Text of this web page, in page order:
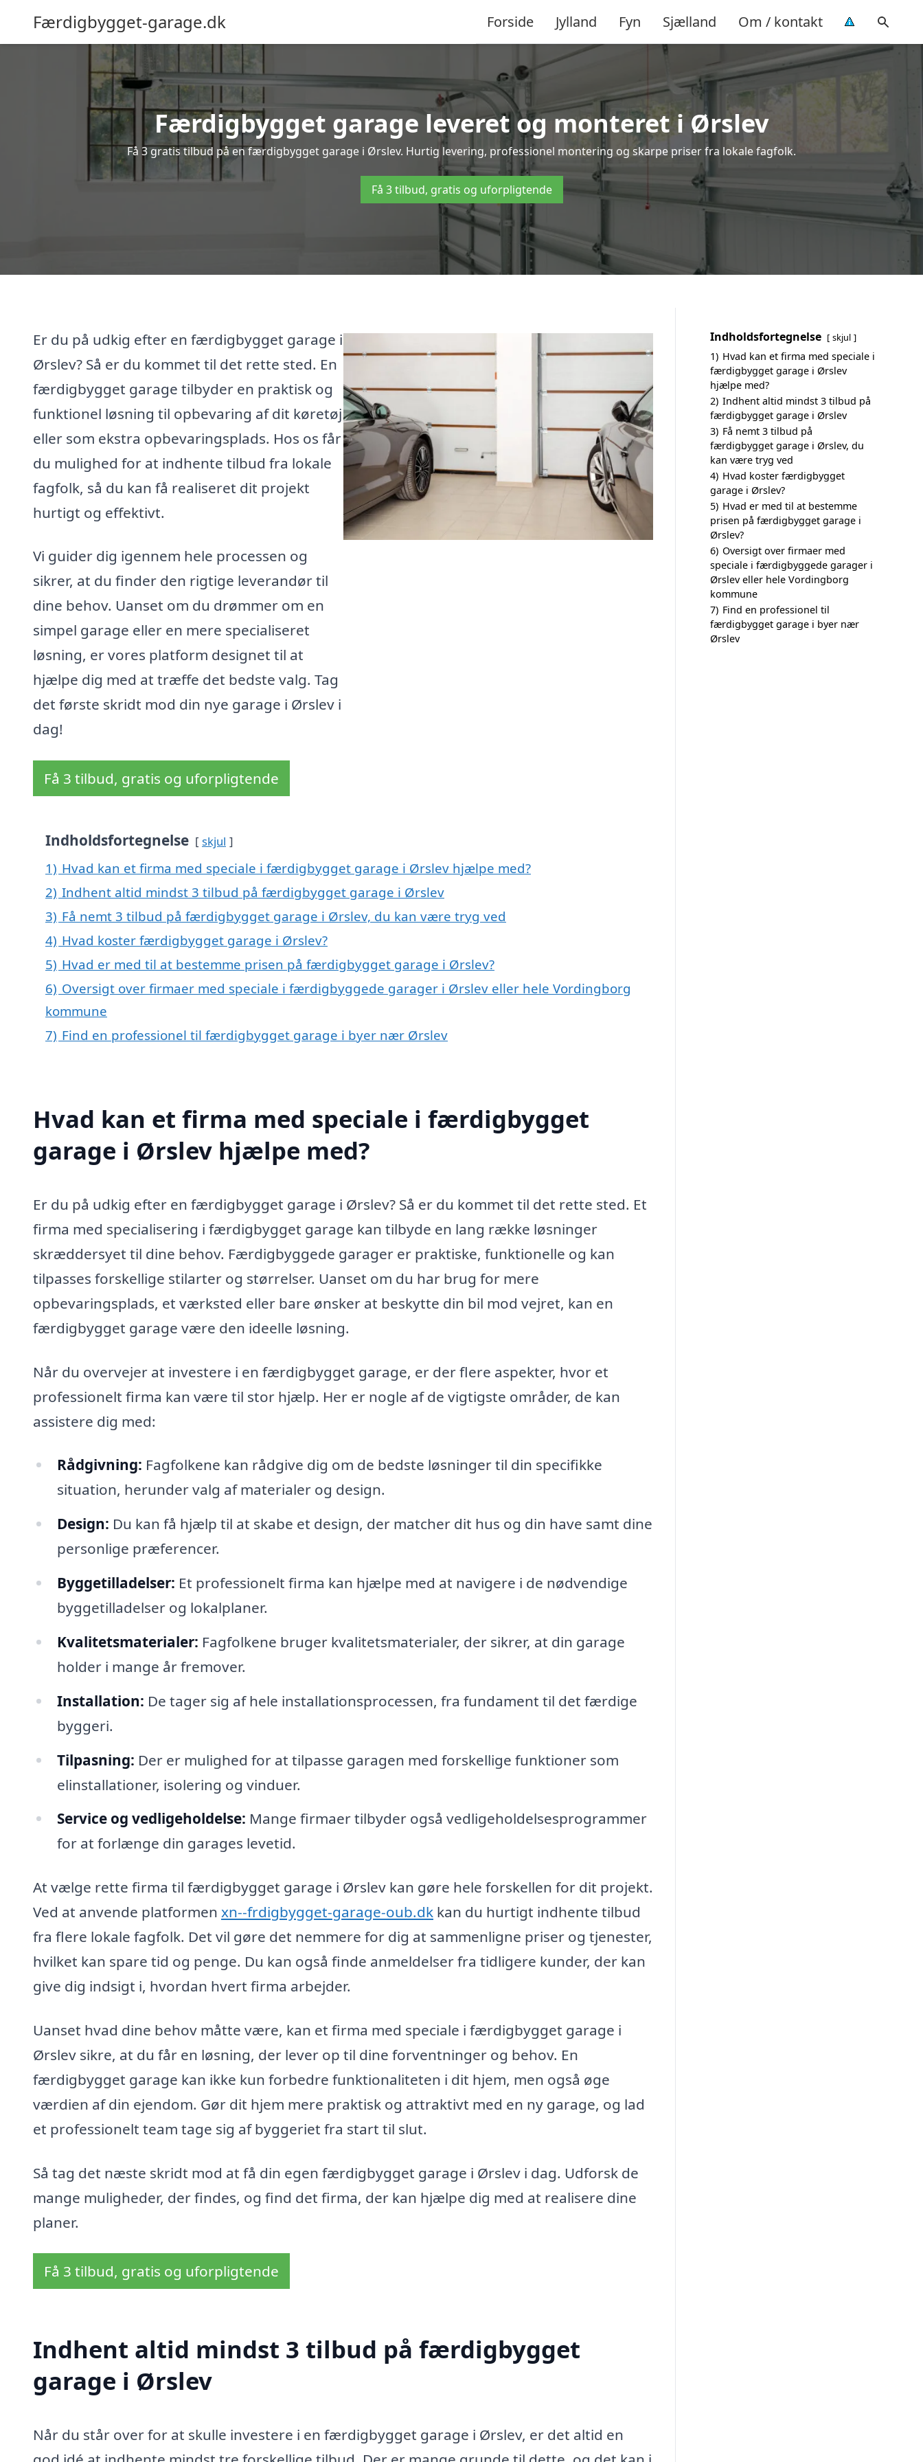
Færdigbygget-garage.dk Forside Jylland Fyn Sjælland Om / kontakt
Færdigbygget garage leveret og monteret i Ørslev
Få 3 gratis tilbud på en færdigbygget garage i Ørslev. Hurtig levering, professionel montering og skarpe priser fra lokale fagfolk.
Få 3 tilbud, gratis og uforpligtende
Er du på udkig efter en færdigbygget garage i
Ørslev? Så er du kommet til det rette sted. En
færdigbygget garage tilbyder en praktisk og
funktionel løsning til opbevaring af dit køretøj
eller som ekstra opbevaringsplads. Hos os får
du mulighed for at indhente tilbud fra lokale
fagfolk, så du kan få realiseret dit projekt
hurtigt og effektivt.
Vi guider dig igennem hele processen og
sikrer, at du finder den rigtige leverandør til
dine behov. Uanset om du drømmer om en
simpel garage eller en mere specialiseret
løsning, er vores platform designet til at
hjælpe dig med at træffe det bedste valg. Tag
det første skridt mod din nye garage i Ørslev i
dag!
Få 3 tilbud, gratis og uforpligtende
Indholdsfortegnelse skjul
1) Hvad kan et firma med speciale i færdigbygget garage i Ørslev hjælpe med?
2) Indhent altid mindst 3 tilbud på færdigbygget garage i Ørslev
3) Få nemt 3 tilbud på færdigbygget garage i Ørslev, du kan være tryg ved
4) Hvad koster færdigbygget garage i Ørslev?
5) Hvad er med til at bestemme prisen på færdigbygget garage i Ørslev?
6) Oversigt over firmaer med speciale i færdigbyggede garager i Ørslev eller hele Vordingborg
kommune
7) Find en professionel til færdigbygget garage i byer nær Ørslev
Hvad kan et firma med speciale i færdigbygget
garage i Ørslev hjælpe med?
Er du på udkig efter en færdigbygget garage i Ørslev? Så er du kommet til det rette sted. Et
firma med specialisering i færdigbygget garage kan tilbyde en lang række løsninger
skræddersyet til dine behov. Færdigbyggede garager er praktiske, funktionelle og kan
tilpasses forskellige stilarter og størrelser. Uanset om du har brug for mere
opbevaringsplads, et værksted eller bare ønsker at beskytte din bil mod vejret, kan en
færdigbygget garage være den ideelle løsning.
Når du overvejer at investere i en færdigbygget garage, er der flere aspekter, hvor et
professionelt firma kan være til stor hjælp. Her er nogle af de vigtigste områder, de kan
assistere dig med:
Rådgivning: Fagfolkene kan rådgive dig om de bedste løsninger til din specifikke
situation, herunder valg af materialer og design.
Design: Du kan få hjælp til at skabe et design, der matcher dit hus og din have samt dine
personlige præferencer.
Byggetilladelser: Et professionelt firma kan hjælpe med at navigere i de nødvendige
byggetilladelser og lokalplaner.
Kvalitetsmaterialer: Fagfolkene bruger kvalitetsmaterialer, der sikrer, at din garage
holder i mange år fremover.
Installation: De tager sig af hele installationsprocessen, fra fundament til det færdige
byggeri.
Tilpasning: Der er mulighed for at tilpasse garagen med forskellige funktioner som
elinstallationer, isolering og vinduer.
Service og vedligeholdelse: Mange firmaer tilbyder også vedligeholdelsesprogrammer
for at forlænge din garages levetid.
At vælge rette firma til færdigbygget garage i Ørslev kan gøre hele forskellen for dit projekt.
Ved at anvende platformen xn--frdigbygget-garage-oub.dk kan du hurtigt indhente tilbud
fra flere lokale fagfolk. Det vil gøre det nemmere for dig at sammenligne priser og tjenester,
hvilket kan spare tid og penge. Du kan også finde anmeldelser fra tidligere kunder, der kan
give dig indsigt i, hvordan hvert firma arbejder.
Uanset hvad dine behov måtte være, kan et firma med speciale i færdigbygget garage i
Ørslev sikre, at du får en løsning, der lever op til dine forventninger og behov. En
færdigbygget garage kan ikke kun forbedre funktionaliteten i dit hjem, men også øge
værdien af din ejendom. Gør dit hjem mere praktisk og attraktivt med en ny garage, og lad
et professionelt team tage sig af byggeriet fra start til slut.
Så tag det næste skridt mod at få din egen færdigbygget garage i Ørslev i dag. Udforsk de
mange muligheder, der findes, og find det firma, der kan hjælpe dig med at realisere dine
planer.
Få 3 tilbud, gratis og uforpligtende
Indhent altid mindst 3 tilbud på færdigbygget
garage i Ørslev
Når du står over for at skulle investere i en færdigbygget garage i Ørslev, er det altid en
Indholdsfortegnelse skjul
1) Hvad kan et firma med speciale i
færdigbygget garage i Ørslev
hjælpe med?
2) Indhent altid mindst 3 tilbud på
færdigbygget garage i Ørslev
3) Få nemt 3 tilbud på
færdigbygget garage i Ørslev, du
kan være tryg ved
4) Hvad koster færdigbygget
garage i Ørslev?
5) Hvad er med til at bestemme
prisen på færdigbygget garage i
Ørslev?
6) Oversigt over firmaer med
speciale i færdigbyggede garager i
Ørslev eller hele Vordingborg
kommune
7) Find en professionel til
færdigbygget garage i byer nær
Ørslev